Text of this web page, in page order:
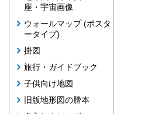
座・宇宙画像
ウォールマップ (ポスタ
ータイプ)
掛図
旅行・ガイドブック
子供向け地図
旧版地形図の謄本